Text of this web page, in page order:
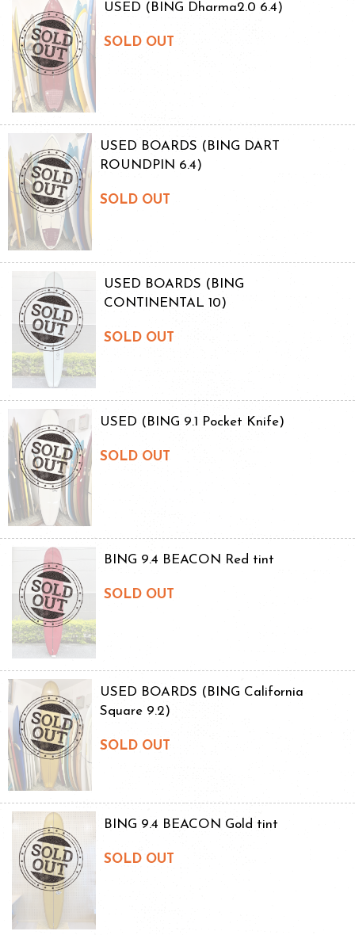
USED (BING Dharma2.0 6.4)
SOLD OUT
USED BOARDS (BING DART
ROUNDPIN 6.4)
SOLD OUT
USED BOARDS (BING
CONTINENTAL 10)
SOLD OUT
USED (BING 9.1 Pocket Knife)
SOLD OUT
BING 9.4 BEACON Red tint
SOLD OUT
USED BOARDS (BING California
Square 9.2)
SOLD OUT
BING 9.4 BEACON Gold tint
SOLD OUT